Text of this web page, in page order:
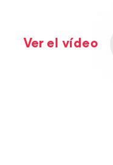
Ver el vídeo